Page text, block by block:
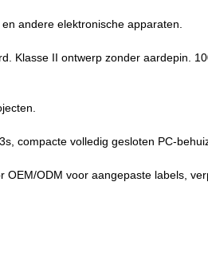
andere elektronische apparaten.
Klasse II ontwerp zonder aardepin.
compacte volledig gesloten PC-
ODM voor aangepaste labels,